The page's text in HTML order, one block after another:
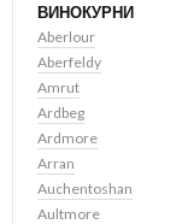
ВИНОКУРНИ
Aberlour
Aberfeldy
Amrut
Ardbeg
Ardmore
Arran
Auchentoshan
Aultmore